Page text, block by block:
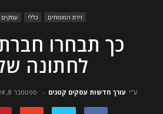
זירת המומחים כללי
כך תבחרו
לחתונה
ע"י עורך חדשות עסקים קטנים - ספטמבר 8, 2024